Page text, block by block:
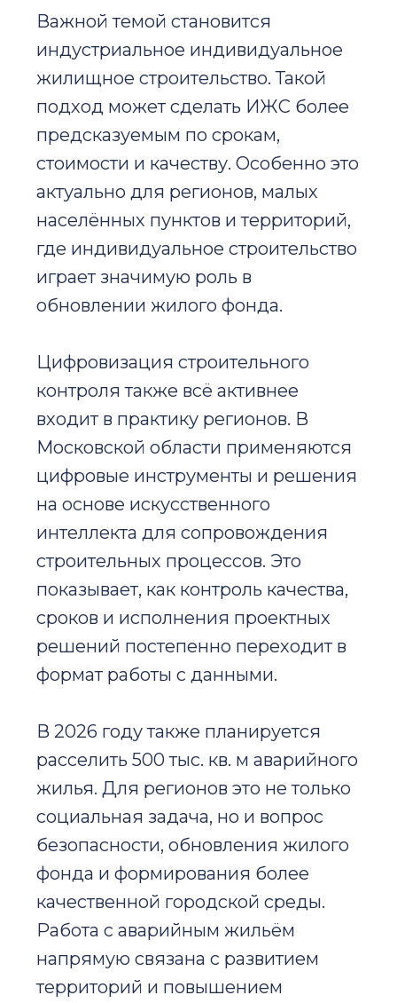
Важной темой становится
индустриальное индивидуальное
жилищное строительство. Такой
подход может сделать ИЖС более
предсказуемым по срокам,
стоимости и качеству. Особенно это
актуально для регионов, малых
населённых пунктов и территорий,
где индивидуальное строительство
играет значимую роль в
обновлении жилого фонда.
Цифровизация строительного
контроля также всё активнее
входит в практику регионов. В
Московской области применяются
цифровые инструменты и решения
на основе искусственного
интеллекта для сопровождения
строительных процессов. Это
показывает, как контроль качества,
сроков и исполнения проектных
решений постепенно переходит в
формат работы с данными.
В 2026 году также планируется
расселить 500 тыс. кв. м аварийного
жилья. Для регионов это не только
социальная задача, но и вопрос
безопасности, обновления жилого
фонда и формирования более
качественной городской среды.
Работа с аварийным жильём
напрямую связана с развитием
территорий и повышением